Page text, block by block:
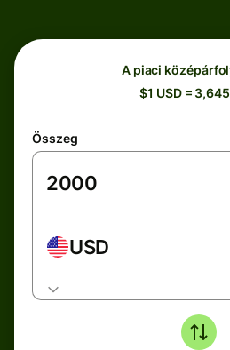
A piaci
$1 USD =
Összeg
USD